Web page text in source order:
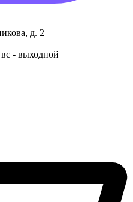
д. 2
- выходной